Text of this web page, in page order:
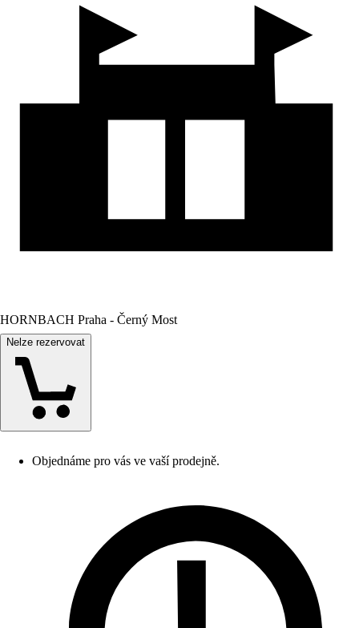
HORNBACH Praha - Černý Most
Nelze rezervovat
Objednáme pro vás ve vaší prodejně.